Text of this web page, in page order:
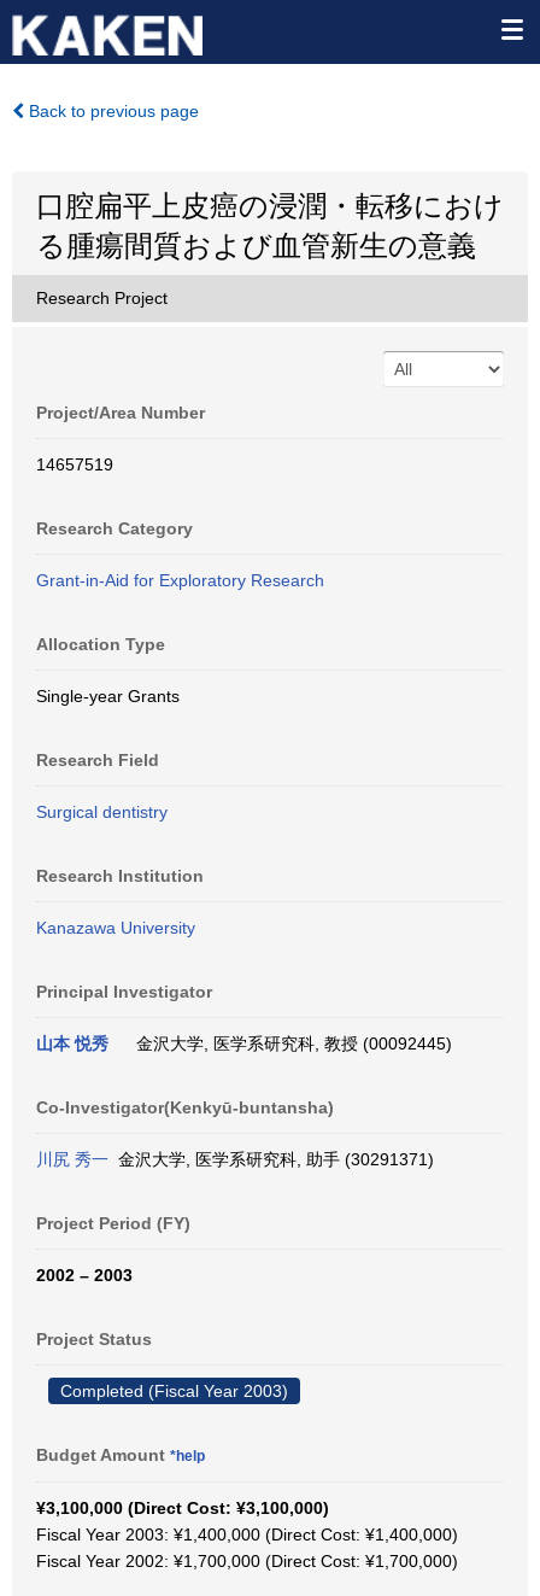
Back to previous page
口腔扁平上皮癌の浸潤・転移におけ
る腫瘍間質および血管新生の意義
Research Project
Project/Area Number
14657519
Research Category
Grant-in-Aid for Exploratory Research
Allocation Type
Single-year Grants
Research Field
Surgical dentistry
Research Institution
Kanazawa University
Principal Investigator
山本 悦秀 金沢大学, 医学系研究科, 教授 (00092445)
Co-Investigator(Kenkyū-buntansha)
川尻 秀一 金沢大学, 医学系研究科, 助手 (30291371)
Project Period (FY)
2002 – 2003
Project Status
Completed (Fiscal Year 2003)
Budget Amount *help
¥3,100,000 (Direct Cost: ¥3,100,000)
Fiscal Year 2003: ¥1,400,000 (Direct Cost: ¥1,400,000)
Fiscal Year 2002: ¥1,700,000 (Direct Cost: ¥1,700,000)